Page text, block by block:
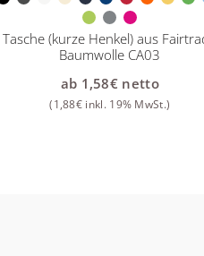
Tasche (kurze Henkel) aus
Baumwolle CA03
ab 1,58€ netto
(1,88€ inkl. 19% MwSt.)